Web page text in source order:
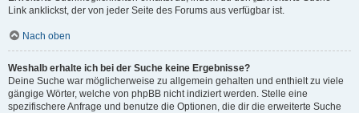
Link anklickst, der von jeder Seite des Forums aus verfügbar ist.
Nach oben
Weshalb erhalte ich bei der Suche keine Ergebnisse?
Deine Suche war möglicherweise zu allgemein gehalten und enthielt zu viele
gängige Wörter, welche von phpBB nicht indiziert werden. Stelle eine
spezifischere Anfrage und benutze die Optionen, die dir die erweiterte Suche